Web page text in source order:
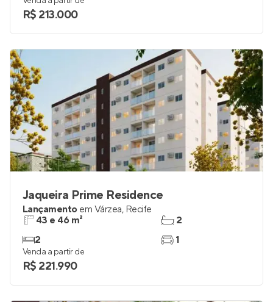
R$ 213.000
Jaqueira Prime Residence
Lançamento em Várzea, Recife
43 e 46 m²
2
2
1
Venda a partir de
R$ 221.990